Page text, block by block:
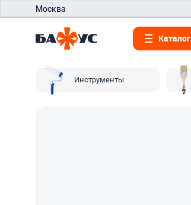
Москва
Каталог
Инструменты